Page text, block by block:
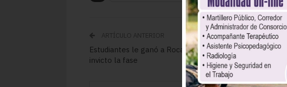
ARTÍCULO ANTERIOR
Estudiantes le ganó a Rocamora y culminó
invicto la fase